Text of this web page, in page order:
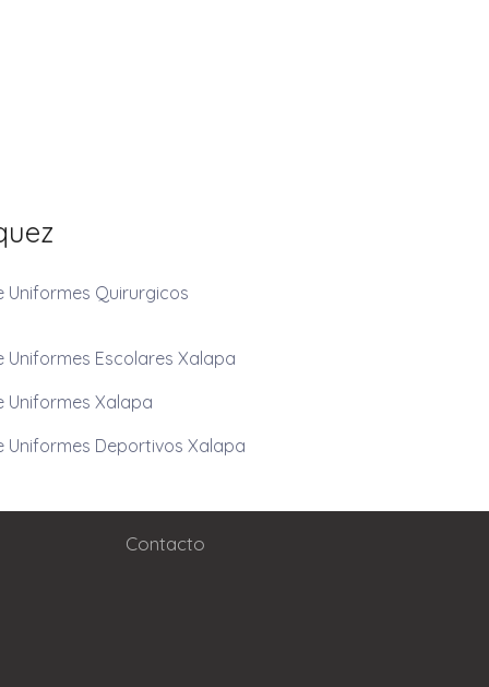
Uniformes Quirurgicos
Uniformes Escolares Xalapa
Uniformes Xalapa
Uniformes Deportivos Xalapa
Contacto